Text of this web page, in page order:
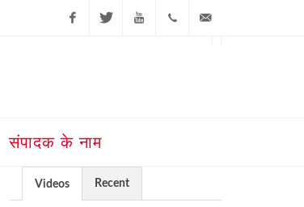
संपादक के नाम
Videos Recent